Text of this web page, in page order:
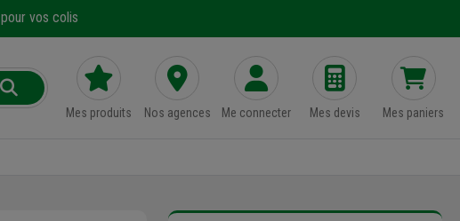
pour vos colis
Mes produits Nos agences Me connecter Mes devis Mes paniers